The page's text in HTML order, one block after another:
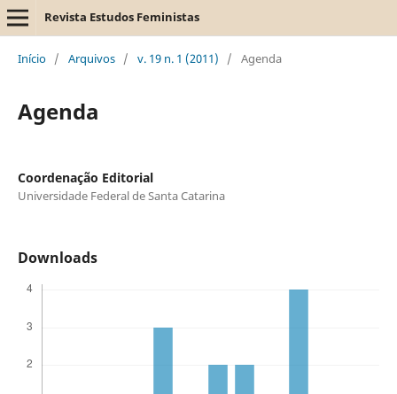
Revista Estudos Feministas
Início / Arquivos / v. 19 n. 1 (2011) / Agenda
Agenda
Coordenação Editorial
Universidade Federal de Santa Catarina
Downloads